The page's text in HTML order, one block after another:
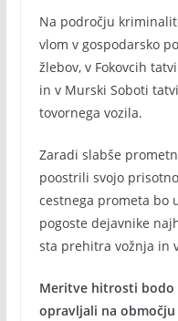
Na področju
vlom v gospodarsko
žlebov, v Fokovcih
in v Murski Soboti
tovornega vozila.
Zaradi slabše
poostrili svojo
cestnega prometa bo
pogoste dejavnike
sta prehitra vožnja in
Meritve hitrosti bodo
opravljali na območju